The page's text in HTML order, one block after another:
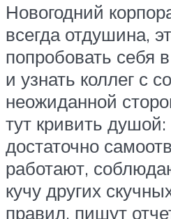
Новогодний
всегда отдушина,
попробовать себя
и узнать коллег с
неожиданной
тут кривить
достаточно
работают,
кучу других
правил, пишут